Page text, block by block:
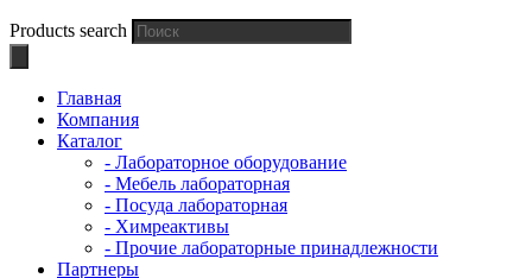
Products search
Главная
Компания
Каталог
- Лабораторное оборудование
- Мебель лабораторная
- Посуда лабораторная
- Химреактивы
- Прочие лабораторные принадлежности
Партнеры